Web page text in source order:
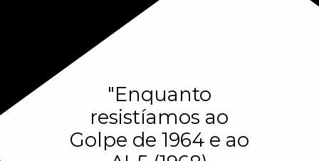
"Enquanto
resistíamos ao
Golpe de 1964 e ao